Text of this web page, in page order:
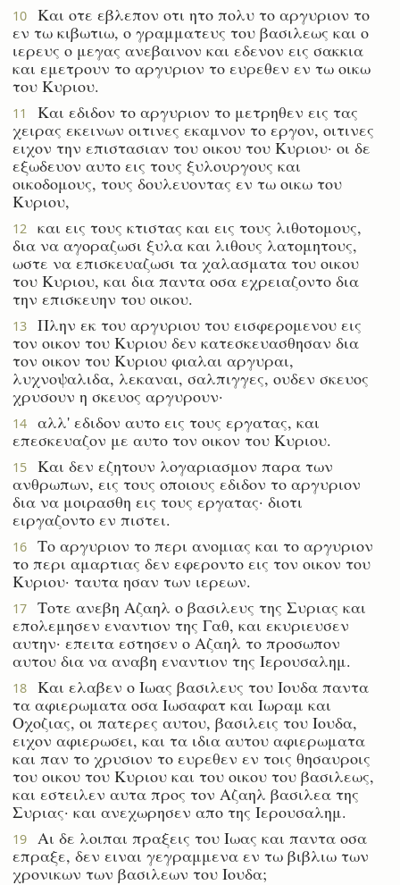
10
Και οτε εβλεπον οτι ητο πολυ το αργυριον το
εν τω κιβωτιω, ο γραμματευς του βασιλεως και ο
ιερευς ο μεγας ανεβαινον και εδενον εις σακκια
και εμετρουν το αργυριον το ευρεθεν εν τω οικω
του Κυριου.
11
Και εδιδον το αργυριον το μετρηθεν εις τας
χειρας εκεινων οιτινες εκαμνον το εργον, οιτινες
ειχον την επιστασιαν του οικου του Κυριου· οι δε
εξωδευον αυτο εις τους ξυλουργους και
οικοδομους, τους δουλευοντας εν τω οικω του
Κυριου,
12
και εις τους κτιστας και εις τους λιθοτομους,
δια να αγοραζωσι ξυλα και λιθους λατομητους,
ωστε να επισκευαζωσι τα χαλασματα του οικου
του Κυριου, και δια παντα οσα εχρειαζοντο δια
την επισκευην του οικου.
13
Πλην εκ του αργυριου του εισφερομενου εις
τον οικον του Κυριου δεν κατεσκευασθησαν δια
τον οικον του Κυριου φιαλαι αργυραι,
λυχνοψαλιδα, λεκαναι, σαλπιγγες, ουδεν σκευος
χρυσουν η σκευος αργυρουν·
14
αλλ' εδιδον αυτο εις τους εργατας, και
επεσκευαζον με αυτο τον οικον του Κυριου.
15
Και δεν εζητουν λογαριασμον παρα των
ανθρωπων, εις τους οποιους εδιδον το αργυριον
δια να μοιρασθη εις τους εργατας· διοτι
ειργαζοντο εν πιστει.
16
Το αργυριον το περι ανομιας και το αργυριον
το περι αμαρτιας δεν εφεροντο εις τον οικον του
Κυριου· ταυτα ησαν των ιερεων.
17
Τοτε ανεβη Αζαηλ ο βασιλευς της Συριας και
επολεμησεν εναντιον της Γαθ, και εκυριευσεν
αυτην· επειτα εστησεν ο Αζαηλ το προσωπον
αυτου δια να αναβη εναντιον της Ιερουσαλημ.
18
Και ελαβεν ο Ιωας βασιλευς του Ιουδα παντα
τα αφιερωματα οσα Ιωσαφατ και Ιωραμ και
Οχοζιας, οι πατερες αυτου, βασιλεις του Ιουδα,
ειχον αφιερωσει, και τα ιδια αυτου αφιερωματα
και παν το χρυσιον το ευρεθεν εν τοις θησαυροις
του οικου του Κυριου και του οικου του βασιλεως,
και εστειλεν αυτα προς τον Αζαηλ βασιλεα της
Συριας· και ανεχωρησεν απο της Ιερουσαλημ.
19
Αι δε λοιπαι πραξεις του Ιωας και παντα οσα
επραξε, δεν ειναι γεγραμμενα εν τω βιβλιω των
χρονικων των βασιλεων του Ιουδα;